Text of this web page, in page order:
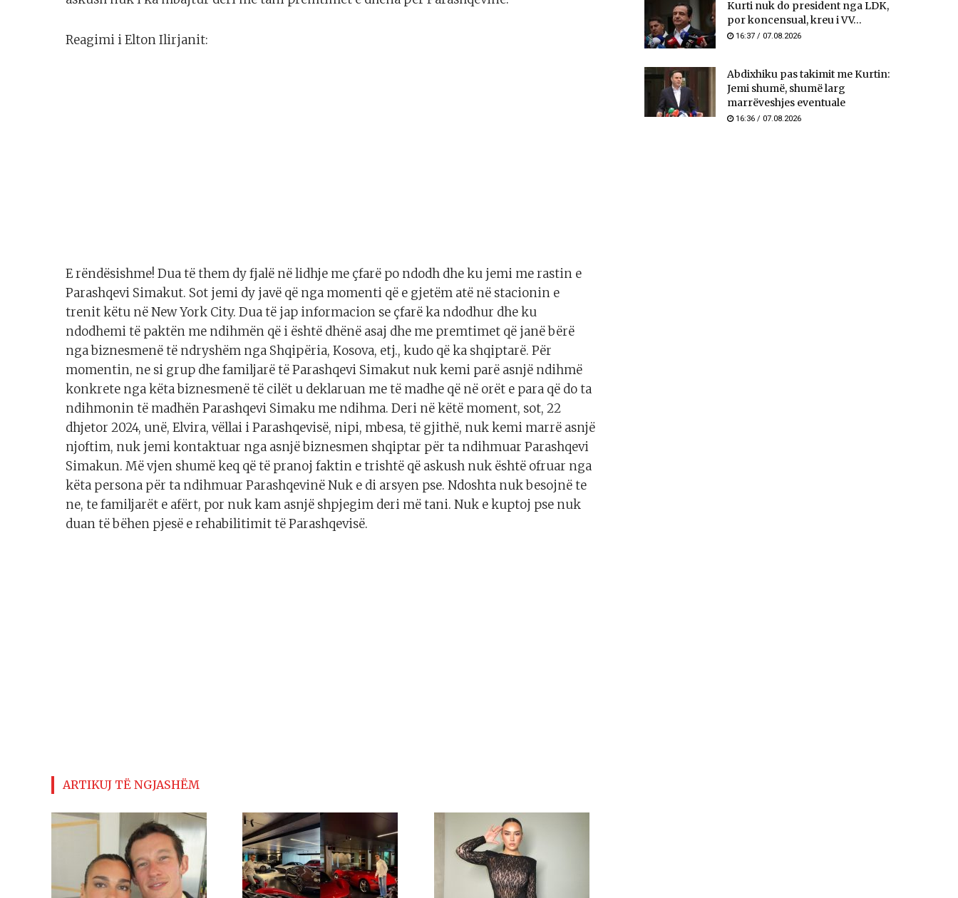
Reagimi i Elton Ilirjanit:
E rëndësishme! Dua të them dy fjalë në lidhje me çfarë po ndodh dhe ku jemi me rastin e
Parashqevi Simakut. Sot jemi dy javë që nga momenti që e gjetëm atë në stacionin e
trenit këtu në New York City. Dua të jap informacion se çfarë ka ndodhur dhe ku
ndodhemi të paktën me ndihmën që i është dhënë asaj dhe me premtimet që janë bërë
nga biznesmenë të ndryshëm nga Shqipëria, Kosova, etj., kudo që ka shqiptarë. Për
momentin, ne si grup dhe familjarë të Parashqevi Simakut nuk kemi parë asnjë ndihmë
konkrete nga këta biznesmenë të cilët u deklaruan me të madhe që në orët e para që do ta
ndihmonin të madhën Parashqevi Simaku me ndihma. Deri në këtë moment, sot, 22
dhjetor 2024, unë, Elvira, vëllai i Parashqevisë, nipi, mbesa, të gjithë, nuk kemi marrë asnjë
njoftim, nuk jemi kontaktuar nga asnjë biznesmen shqiptar për ta ndihmuar Parashqevi
Simakun. Më vjen shumë keq që të pranoj faktin e trishtë që askush nuk është ofruar nga
këta persona për ta ndihmuar Parashqevinë Nuk e di arsyen pse. Ndoshta nuk besojnë te
ne, te familjarët e afërt, por nuk kam asnjë shpjegim deri më tani. Nuk e kuptoj pse nuk
duan të bëhen pjesë e rehabilitimit të Parashqevisë.
ARTIKUJ TË NGJASHËM
Kurti nuk do president nga LDK,
por koncensual, kreu i VV...
16:37 / 07.08.2026
Abdixhiku pas takimit me Kurtin:
Jemi shumë, shumë larg
marrëveshjes eventuale
16:36 / 07.08.2026